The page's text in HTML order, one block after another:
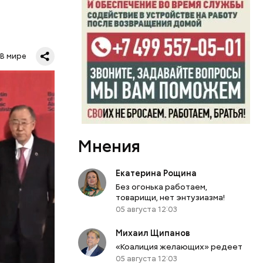
В мире
часов
2018
свое
Вторая
А ведь
Мнения
Екатерина Рощина
Без огонька работаем,
товарищи, нет энтузиазма!
05 августа 12:03
Михаил Щипанов
«Коалиция желающих» редеет
05 августа 12:03